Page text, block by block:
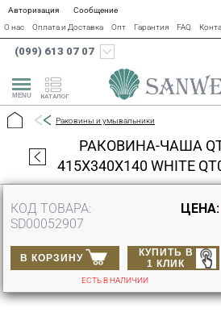
Авторизация
Сообщение
О нас
Оплата и Доставка Опт Гарантия FAQ
(099) 613 07 07
КАТАЛОГ
Раковины и умывальники
РАКОВИНА-ЧАША
415X340X140 WHITE
КОД ТОВАРА:
SD00052907
ЦЕНА:
В КОРЗИНУ
КУПИТЬ В
1 КЛИК
ЕСТЬ В НАЛИЧИИ